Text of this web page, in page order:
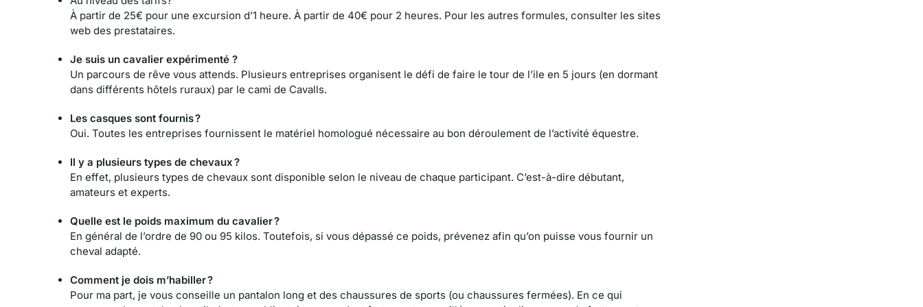
À partir de 25€ pour une excursion d’1 heure. À partir de 40€ pour 2 heures. Pour les autres formules, consulter les sites
web des prestataires.
Je suis un cavalier expérimenté ?
Un parcours de rêve vous attends. Plusieurs entreprises organisent le défi de faire le tour de l’ile en 5 jours (en dormant
dans différents hôtels ruraux) par le cami de Cavalls.
Les casques sont fournis ?
Oui. Toutes les entreprises fournissent le matériel homologué nécessaire au bon déroulement de l’activité équestre.
Il y a plusieurs types de chevaux ?
En effet, plusieurs types de chevaux sont disponible selon le niveau de chaque participant. C’est-à-dire débutant,
amateurs et experts.
Quelle est le poids maximum du cavalier ?
En général de l’ordre de 90 ou 95 kilos. Toutefois, si vous dépassé ce poids, prévenez afin qu’on puisse vous fournir un
cheval adapté.
Comment je dois m’habiller ?
Pour ma part, je vous conseille un pantalon long et des chaussures de sports (ou chaussures fermées). En ce qui